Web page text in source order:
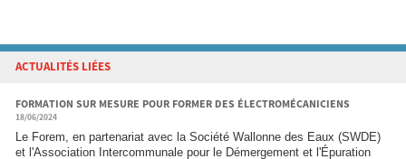
ACTUALITÉS LIÉES
FORMATION SUR MESURE POUR FORMER DES ÉLECTROMÉCANICIENS
18/06/2024
Le Forem, en partenariat avec la Société Wallonne des Eaux (SWDE)
et l'Association Intercommunale pour le Démergement et l'Épuration